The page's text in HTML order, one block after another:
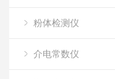
粉体检测仪
介电常数仪